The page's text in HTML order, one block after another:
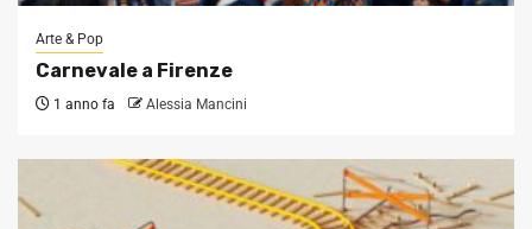
Arte & Pop
Carnevale a Firenze
1 anno fa Alessia Mancini